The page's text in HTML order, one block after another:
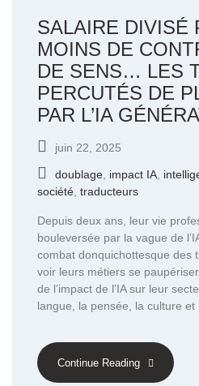
SALAIRE DIVISÉ
MOINS DE
DE SENS… LES
PERCUTÉS DE
PAR L’IA
juin 22, 2025
doublage impact IA
société traducteurs
Depuis deux ans, leur vie
bouleversée par la vague de
combat donquichottesque des
voir leurs métiers se
de l’impact de l’IA sur leur
langue, la pensée, la culture et
Continue Reading